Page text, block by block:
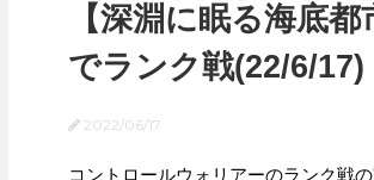
【深淵に眠る海底
でランク戦(22/6/17)
2022/06/17
コントロールウォリアーのランク戦